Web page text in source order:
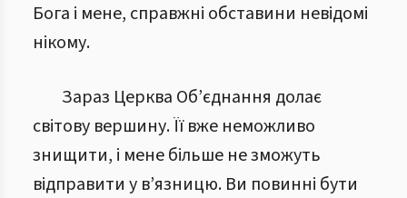
Бога і мене, справжні обставини невідомі
нікому.
Зараз Церква Об’єднання долає
світову вершину. Її вже неможливо
знищити, і мене більше не зможуть
відправити у в’язницю. Ви повинні бути